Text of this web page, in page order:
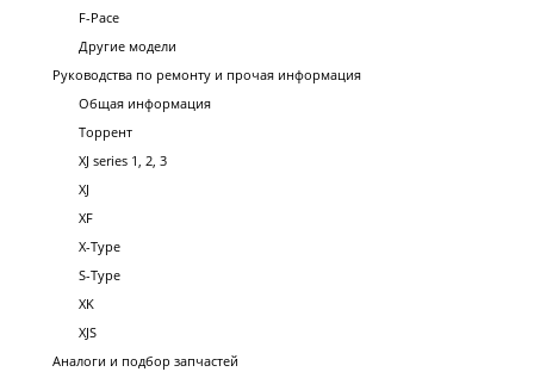
F-Pace
Другие модели
Руководства по ремонту и прочая информация
Общая информация
Торрент
XJ series 1, 2, 3
XJ
XF
X-Type
S-Type
XK
XJS
Аналоги и подбор запчастей